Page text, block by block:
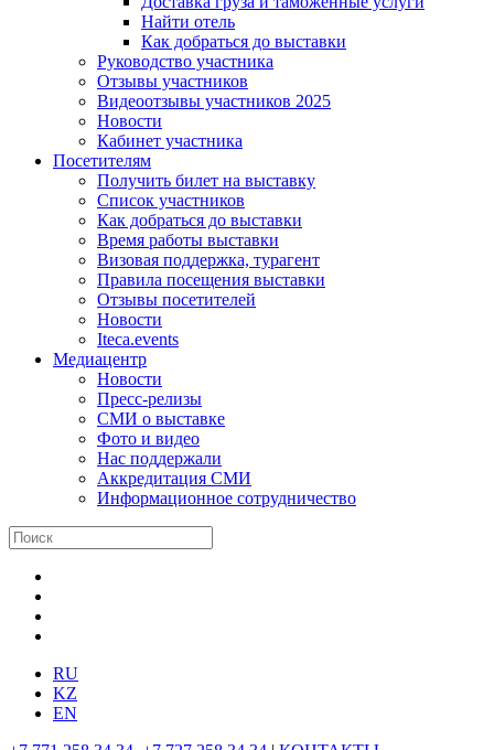
Найти отель
Как добраться до выставки
Руководство участника
Отзывы участников
Видеоотзывы участников 2025
Новости
Кабинет участника
Посетителям
Получить билет на выставку
Список участников
Как добраться до выставки
Время работы выставки
Визовая поддержка, турагент
Правила посещения выставки
Отзывы посетителей
Новости
Iteca.events
Медиацентр
Новости
Пресс-релизы
СМИ о выставке
Фото и видео
Нас поддержали
Аккредитация СМИ
Информационное сотрудничество
RU
KZ
EN